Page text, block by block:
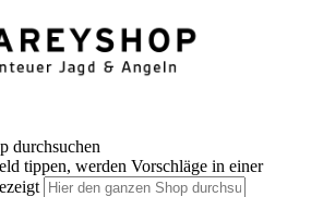
durchsuchen
tippen, werden Vorschläge in einer